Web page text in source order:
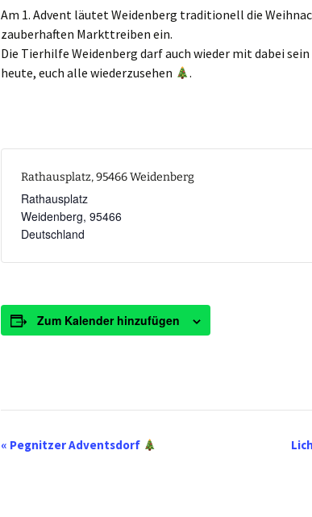
Am 1. Advent läutet Weidenberg traditionell die
zauberhaften Markttreiben ein.
Die Tierhilfe Weidenberg darf auch wieder mit dabei
heute, euch alle wiederzusehen
.
Rathausplatz, 95466 Weidenberg
Rathausplatz
Weidenberg, 95466
Deutschland
Zum Kalender hinzufügen
V
« Pegnitzer Adventsdorf